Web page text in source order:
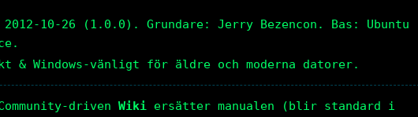
10-26 (1.0.0). Grundare: Jerry Bezencon. Bas: Ubuntu
& Windows-vänligt för äldre och moderna datorer.
driven Wiki ersätter manualen (blir standard i